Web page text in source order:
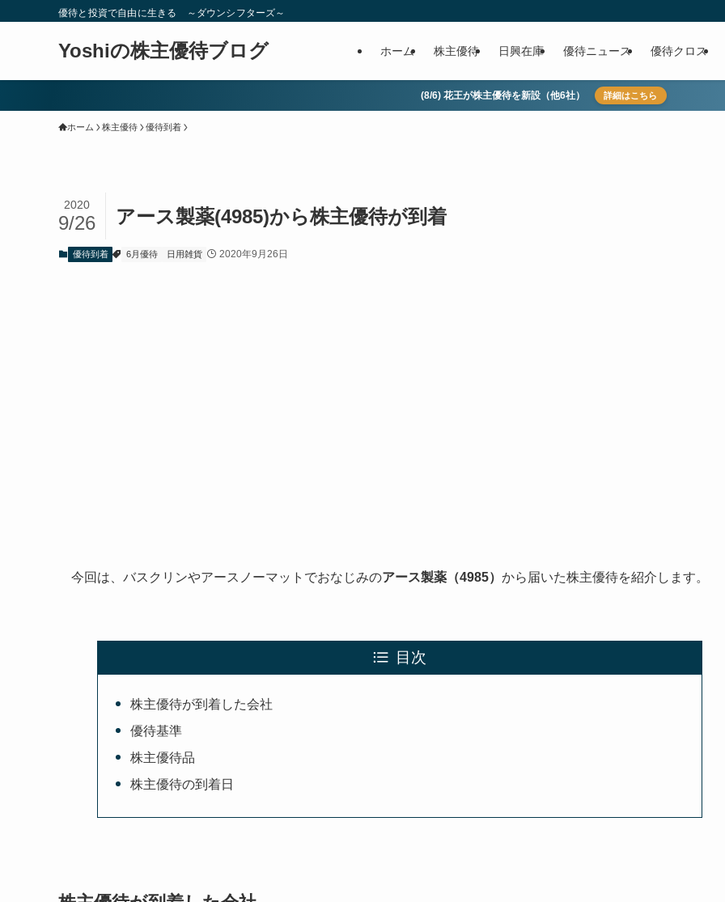
優待と投資で自由に生きる ～ダウンシフターズ～
Yoshiの株主優待ブログ ホーム 株主優待 日興在庫 優待ニュース 優待クロス
(8/6) 花王が株主優待を新設（他6社） 詳細はこちら
ホーム 株主優待 優待到着
アース製薬(4985)から株主優待が到着
2020
9/26
優待到着 6月優待 日用雑貨 2020年9月26日
今回は、バスクリンやアースノーマットでおなじみのアース製薬（4985） から届いた株主優待を紹介します。
目次
株主優待が到着した会社
優待基準
株主優待品
株主優待の到着日